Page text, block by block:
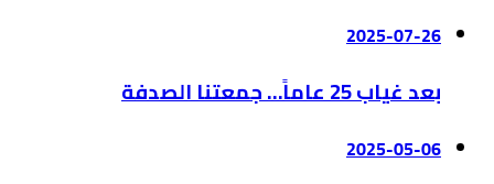
2025-07-26
بعد غياب 25 عاماً… جمعتنا الصدفة
2025-05-06